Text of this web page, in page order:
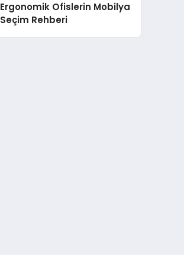
Ergonomik Ofislerin Mobilya
Seçim Rehberi